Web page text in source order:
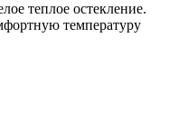
теплое остекление.
температуру